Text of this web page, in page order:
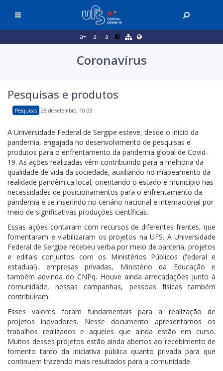
a+ a- a
Coronavírus
Pesquisas e produtos
Pesquisas 28 de setembro, 10:09
A Universidade Federal de Sergipe esteve, desde o início da
pandemia, engajada no desenvolvimento de pesquisas e
produtos para o enfrentamento da pandemia global de Covid-
19. As ações realizadas vêm contribuindo para a melhoria da
qualidade de vida da sociedade, auxiliando no mapeamento da
realidade pandêmica local, orientando o estado e município nas
necessidades de posicionamentos para o enfrentamento da
pandemia e se inserindo no cenário nacional e internacional por
meio de significativas produções científicas.
Essas ações contaram com recursos de diferentes frentes, que
fomentaram e viabilizaram os projetos na UFS. A Universidade
Federal de Sergipe recebeu verba por meio de parceria, projetos
e editais conjuntos com os Ministérios Públicos (federal e
estadual), empresas privadas, Ministério da Educação e
também advinda do CNPq. Houve ainda arrecadações junto à
comunidade, nessas campanhas, pessoas físicas também
contribuíram.
Esses valores foram fundamentais para a realização de
projetos inovadores. Nesse documento apresentamos os
trabalhos realizados e aqueles que ainda estão em curso.
Muitos desses projetos estão ainda abertos ao recebimento de
fomento tanto da iniciativa pública quanto privada para que
continuem trazendo mais resultados para a comunidade.